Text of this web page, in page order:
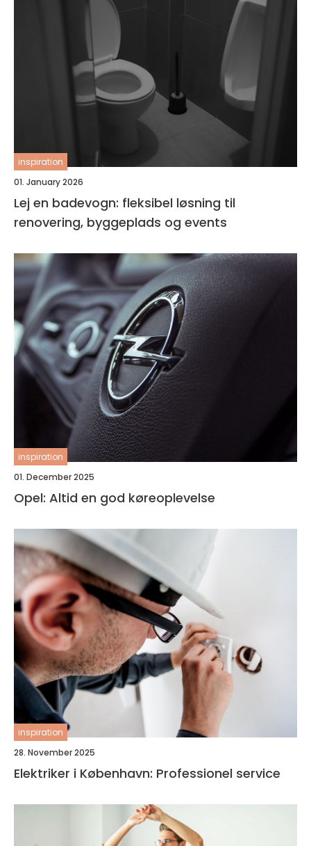
inspiration
01. January 2026
Lej en badevogn: fleksibel løsning til
renovering, byggeplads og events
inspiration
01. December 2025
Opel: Altid en god køreoplevelse
inspiration
28. November 2025
Elektriker i København: Professionel service